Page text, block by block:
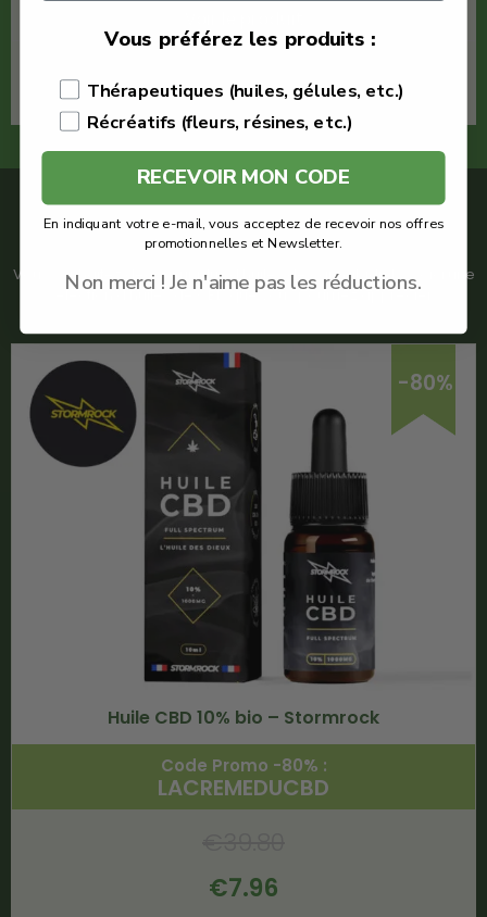
En savoir plus
UNE AUTREHUILE CBD?
Vous souhaitez découvrir plus d’huiles de cannabidiol ? Voici une
sélection d’huiles de CBD que vous pourriez apprécier :
-80%
Huile CBD 10% bio – Stormrock
Code Promo -80% :
LACREMEDUCBD
€7.96
Vous préférez les produits :
Thérapeutiques (huiles, gélules, etc.)
Récréatifs (fleurs, résines, etc.)
RECEVOIR MON CODE
En indiquant votre e-mail, vous acceptez de recevoir nos offres
promotionnelles et Newsletter.
Non merci ! Je n'aime pas les réductions.